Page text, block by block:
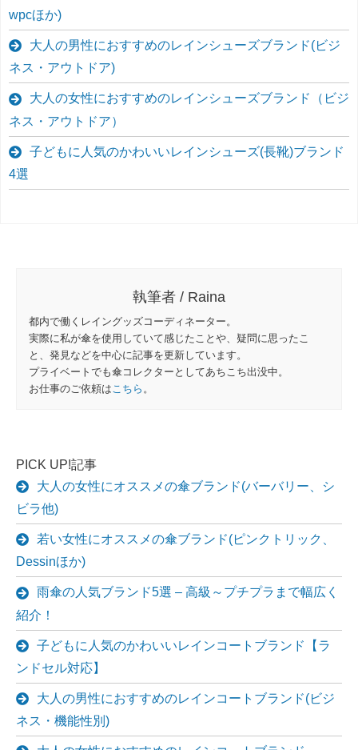
wpcほか)
大人の男性におすすめのレインシューズブランド(ビジ
ネス・アウトドア)
大人の女性におすすめのレインシューズブランド（ビジ
ネス・アウトドア）
子どもに人気のかわいいレインシューズ(長靴)ブランド
4選
執筆者 / Raina
都内で働くレイングッズコーディネーター。
実際に私が傘を使用していて感じたことや、疑問に思ったこ
と、発見などを中心に記事を更新しています。
プライベートでも傘コレクターとしてあちこち出没中。
お仕事のご依頼は こちら 。
PICK UP!記事
大人の女性にオススメの傘ブランド(バーバリー、シ
ビラ他)
若い女性にオススメの傘ブランド(ピンクトリック、
Dessinほか)
雨傘の人気ブランド5選 – 高級～プチプラまで幅広く
紹介！
子どもに人気のかわいいレインコートブランド【ラ
ンドセル対応】
大人の男性におすすめのレインコートブランド(ビジ
ネス・機能性別)